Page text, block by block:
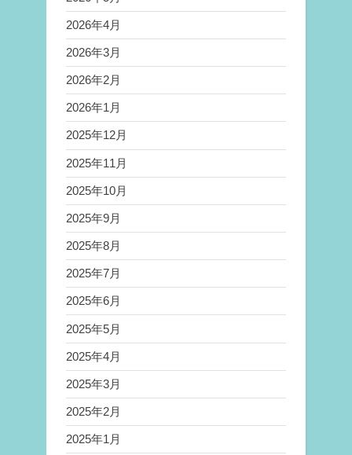
2026年4月
2026年3月
2026年2月
2026年1月
2025年12月
2025年11月
2025年10月
2025年9月
2025年8月
2025年7月
2025年6月
2025年5月
2025年4月
2025年3月
2025年2月
2025年1月